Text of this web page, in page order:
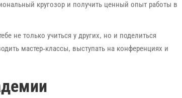
кругозор и получить ценный опыт работы в
не только учиться у других, но и поделиться
мастер-классы, выступать на конференциях и